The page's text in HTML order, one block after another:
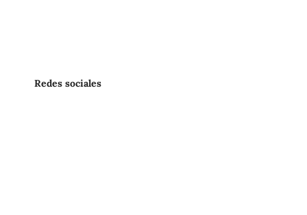
Redes sociales